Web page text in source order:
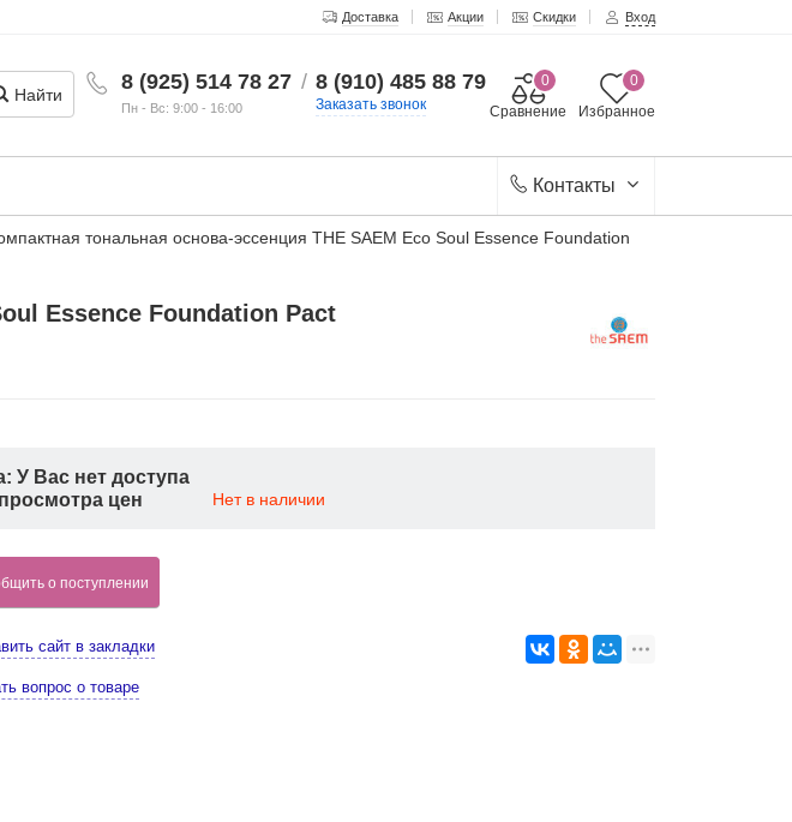
Доставка Акции Скидки Вход
8 (925) 514 78 27
Пн - Вс: 9:00 - 16:00
/ 8 (910) 485 88 79
Заказать звонок Избранное
0
Сравнение
0
Найти
Контакты
тональная основа-эссенция THE SAEM Eco Soul Essence Foundation
Essence Foundation Pact
У Вас нет доступа
цен
Нет в наличии
о поступлении
сайт в закладки
вопрос о товаре